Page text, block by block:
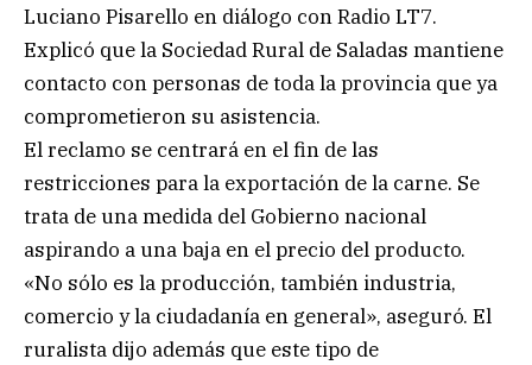
Luciano Pisarello en diálogo con Radio LT7.
Explicó que la Sociedad Rural de Saladas mantiene
contacto con personas de toda la provincia que ya
comprometieron su asistencia.
El reclamo se centrará en el fin de las
restricciones para la exportación de la carne. Se
trata de una medida del Gobierno nacional
aspirando a una baja en el precio del producto.
«No sólo es la producción, también industria,
comercio y la ciudadanía en general», aseguró. El
ruralista dijo además que este tipo de